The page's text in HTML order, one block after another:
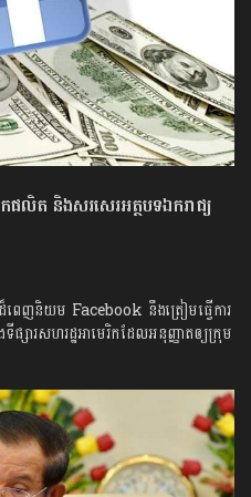
ផលិត និងសរសេរអត្ថបទឯករាជ្យ
េញនិយម Facebook នឹងត្រៀមធ្វើការ
សារសហរដ្ឋអាមេរិកដែលអនុញ្ញាតឲ្យក្រុម